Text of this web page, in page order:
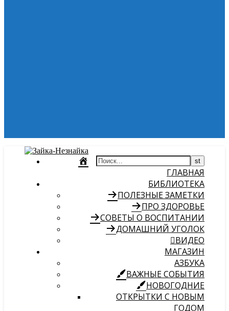
ГЛАВНАЯ
БИБЛИОТЕКА
ПОЛЕЗНЫЕ ЗАМЕТКИ
ПРО ЗДОРОВЬЕ
СОВЕТЫ О ВОСПИТАНИИ
ДОМАШНИЙ УГОЛОК
ВИДЕО
МАГАЗИН
АЗБУКА
ВАЖНЫЕ СОБЫТИЯ
НОВОГОДНИЕ
ОТКРЫТКИ С НОВЫМ
ГОДОМ